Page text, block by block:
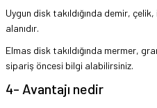
Uygun disk takıldığında demir,
alanıdır.
Elmas disk takıldığında mermer,
sipariş öncesi bilgi alabilirsiniz.
4- Avantajı nedir